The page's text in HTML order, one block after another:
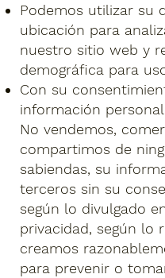
Podemos utilizar su
ubicación para
nuestro sitio web y
demográfica para
Con su
información
No vendemos,
compartimos de
sabiendas, su
terceros sin su
según lo divulgado
privacidad, según lo
creamos
para prevenir o